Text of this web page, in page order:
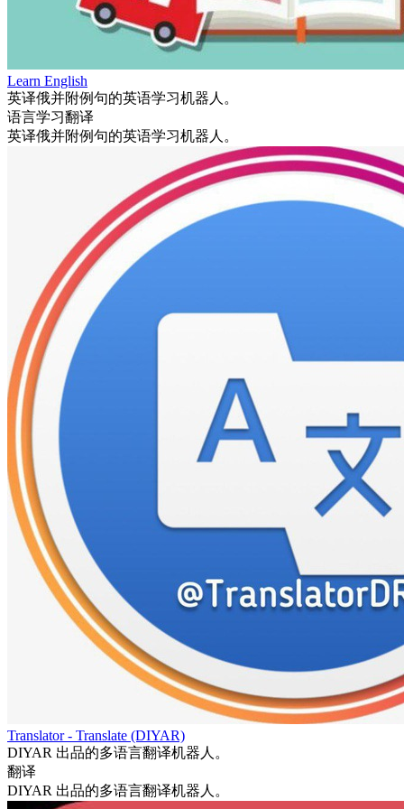
Learn English
英译俄并附例句的英语学习机器人。
语言学习翻译
英译俄并附例句的英语学习机器人。
Translator - Translate (DIYAR)
DIYAR 出品的多语言翻译机器人。
翻译
DIYAR 出品的多语言翻译机器人。